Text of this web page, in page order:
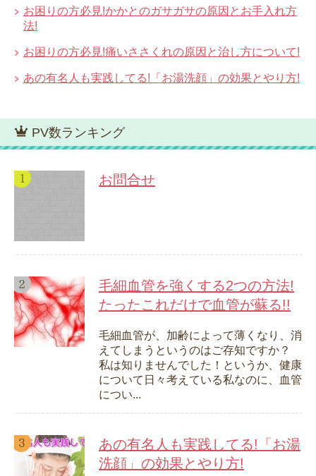
お困りの方必見!かかとのガサガサの原因とお手入れ方
法!
お困りの方必見!痛いささくれの原因と治し方について!
あの有名人も実践してる!「お湯洗顔」の効果とやり方!
PV数ランキング
お問合せ
毛細血管を強くする2つの方法!
たったこれだけで血管が蘇る!!
毛細血管が、加齢によって薄くなり、消
えてしまうというのはご存知ですか？
私は知りませんでした！というか、健康
について日々考えている私なのに、血管
につい...
あの有名人も実践してる!「お湯
洗顔」の効果とやり方!